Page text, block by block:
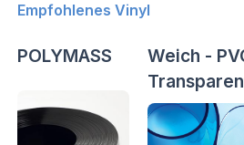
Empfohlenes Vinyl
POLYMASS
Weich -